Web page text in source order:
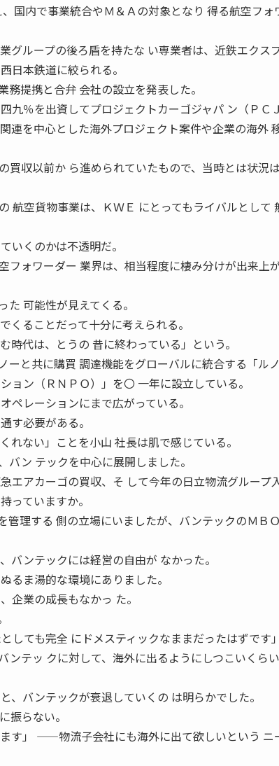
内で事業統合やＭ＆Ａの対象となり 得る航空フォ
グループの後ろ盾を持たな い専業者は、近鉄エクス
日本鉄道に絞られる。
提携と合弁 会社の設立を発表した。
九％を出資してプロジェクトカーゴジャパ ン（ＰＣ
連を中心とした海外プロジェクト案件や企業の海外
収以前か ら進められていたもので、当時とは状況
航空貨物事業は、ＫＷＥ にとってもライバルとして
いくのかは不透明だ。
ォワーダー 業界は、相当程度に棲み分けが出来上
可能性が見えてくる。
くることだって十分に考えられる。
時代は、とうの 昔に終わっている」という。
と共に購買 調達機能をグローバルに統合する「ル
ョン（ＲＮＰＯ）」を〇 一年に設立している。
ペレーションにまで広がっている。
す必要がある。
れない」ことを小山 社長は肌で感じている。
ン テックを中心に展開しました。
エアカーゴの買収、そ して今年の日立物流グループ
っていますか。
理する 側の立場にいましたが、バンテックのＭＢ
バンテックには経営の自由が なかった。
るま湯的な環境にありました。
企業の成長もなかっ た。
しても完全 にドメスティックなままだったはずで
ンテッ クに対して、海外に出るようにしつこいくら
、バンテックが衰退していくの は明らかでした。
振らない。
す」 ——物流子会社にも海外に出て欲しいという ニ